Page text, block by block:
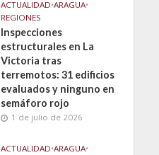
ACTUALIDAD•ARAGUA•
REGIONES
Inspecciones
estructurales en La
Victoria tras
terremotos: 31 edificios
evaluados y ninguno en
semáforo rojo
1 de julio de 2026
ACTUALIDAD•ARAGUA•